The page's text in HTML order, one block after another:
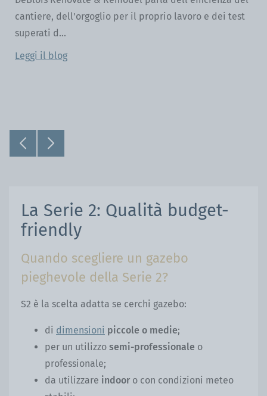
cantiere, dell'orgoglio per il proprio lavoro e dei test
superati d...
Leggi il blog
La Serie 2: Qualità budget-
friendly
Quando scegliere un gazebo
pieghevole della Serie 2?
S2 è la scelta adatta se cerchi gazebo:
di dimensioni piccole o medie;
per un utilizzo semi-professionale o
professionale;
da utilizzare indoor o con condizioni meteo